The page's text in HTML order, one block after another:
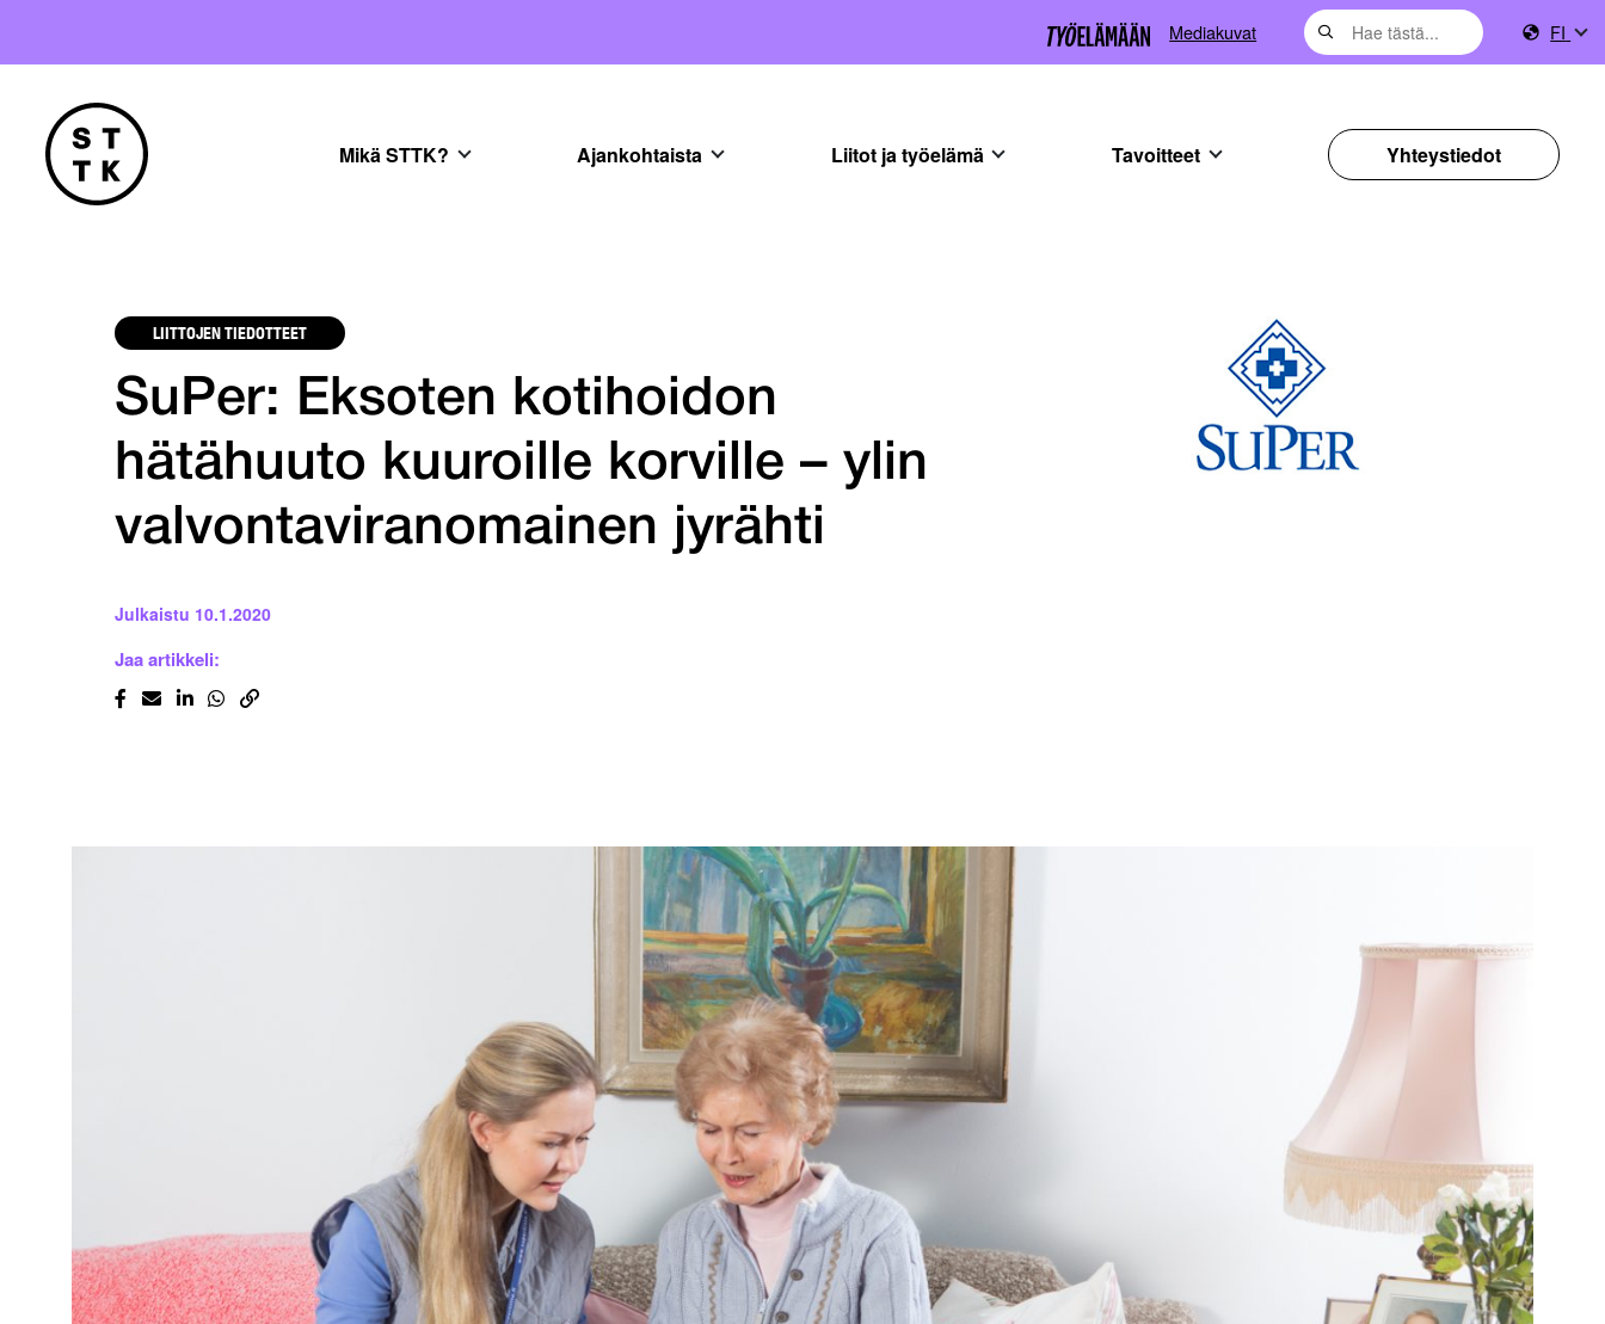
Mediakuvat FI
Mikä STTK? Ajankohtaista Liitot ja työelämä Tavoitteet Yhteystiedot
LIITTOJEN TIEDOTTEET
SuPer: Eksoten kotihoidon
hätähuuto kuuroille korville – ylin
valvontaviranomainen jyrähti
Julkaistu 10.1.2020
Jaa artikkeli: